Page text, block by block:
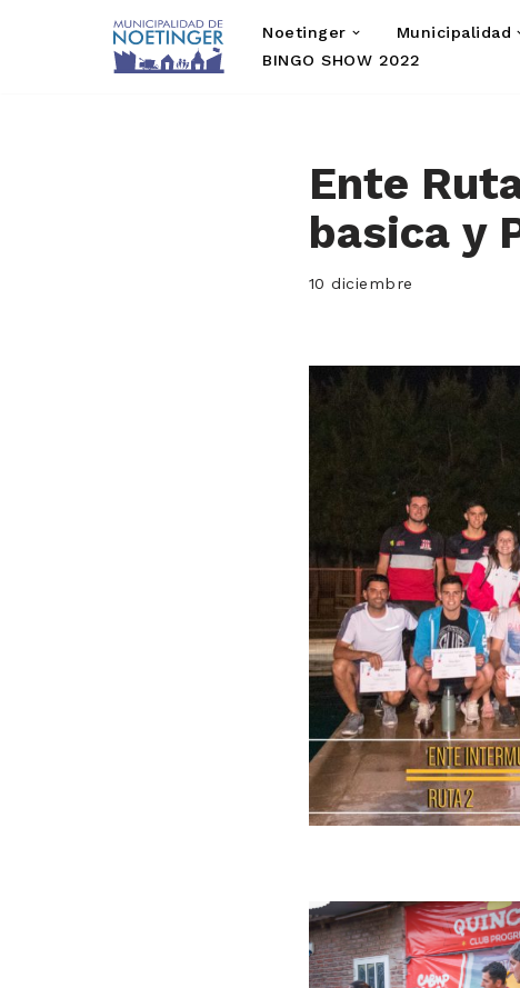
Noetinger Municipalidad
BINGO SHOW 2022
Ente
basica y
10 diciembre